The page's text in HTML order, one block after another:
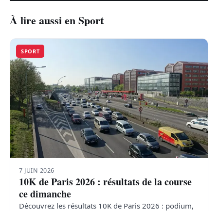
À lire aussi en Sport
SPORT
7 JUIN 2026
10K de Paris 2026 : résultats de la course
ce dimanche
Découvrez les résultats 10K de Paris 2026 : podium,